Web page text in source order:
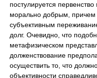
постулируется
морально добрым, причем
субъективным
долг. Очевидно, что
метафизическом
долженствование
осуществить то, что
объективности